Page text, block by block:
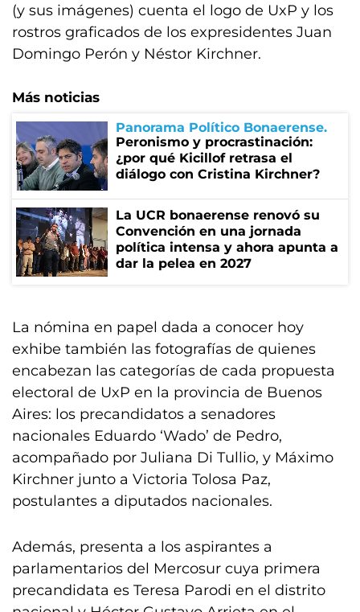
(y sus imágenes) cuenta el logo de UxP y los
rostros graficados de los expresidentes Juan
Domingo Perón y Néstor Kirchner.
Más noticias
Panorama Político Bonaerense
Peronismo y procrastinación:
¿por qué Kicillof retrasa el
diálogo con Cristina Kirchner?
La UCR bonaerense renovó su
Convención en una jornada
política intensa y ahora apunta a
dar la pelea en 2027
La nómina en papel dada a conocer hoy
exhibe también las fotografías de quienes
encabezan las categorías de cada propuesta
electoral de UxP en la provincia de Buenos
Aires: los precandidatos a senadores
nacionales Eduardo ‘Wado’ de Pedro,
acompañado por Juliana Di Tullio, y Máximo
Kirchner junto a Victoria Tolosa Paz,
postulantes a diputados nacionales.
Además, presenta a los aspirantes a
parlamentarios del Mercosur cuya primera
precandidata es Teresa Parodi en el distrito